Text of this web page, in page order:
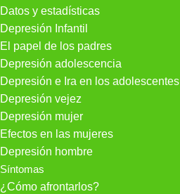
Datos y estadísticas
Depresión Infantil
El papel de los padres
Depresión adolescencia
Depresión e Ira en los adolescentes
Depresión vejez
Depresión mujer
Efectos en las mujeres
Depresión hombre
Síntomas
¿Cómo afrontarlos?